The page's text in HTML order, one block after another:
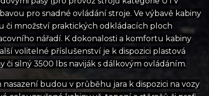
pro snadné ovládání stroje. Ve výbavě kabiny
či množství praktických odkládacích ploch
nářadí. K dokonalosti a komfortu kabiny
volitelné příslušenství je k dispozici plastová
silný 3500 lbs naviják s dálkovým ovládáním.
budou v průběhu jara k dispozici na vozy